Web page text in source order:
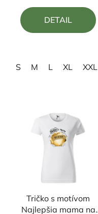
z
DETAIL
S M L XL XXL
Tričko s motívom
Najlepšia mama na